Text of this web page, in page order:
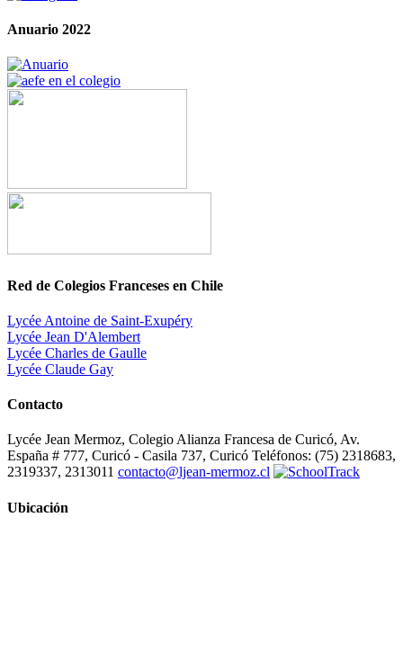
Anuario 2022
Red de Colegios Franceses en Chile
Lycée Antoine de Saint-Exupéry
Lycée Jean D'Alembert
Lycée Charles de Gaulle
Lycée Claude Gay
Contacto
Lycée Jean Mermoz, Colegio Alianza Francesa de Curicó, Av.
España # 777, Curicó - Casila 737, Curicó Teléfonos: (75) 2318683,
2319337, 2313011 contacto@ljean-mermoz.cl
Ubicación